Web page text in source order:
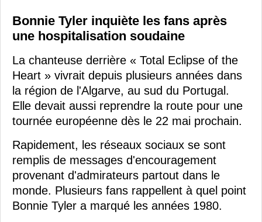
Bonnie Tyler inquiète les fans après
une hospitalisation soudaine
La chanteuse derrière « Total Eclipse of the
Heart » vivrait depuis plusieurs années dans
la région de l'Algarve, au sud du Portugal.
Elle devait aussi reprendre la route pour une
tournée européenne dès le 22 mai prochain.
Rapidement, les réseaux sociaux se sont
remplis de messages d'encouragement
provenant d'admirateurs partout dans le
monde. Plusieurs fans rappellent à quel point
Bonnie Tyler a marqué les années 1980.